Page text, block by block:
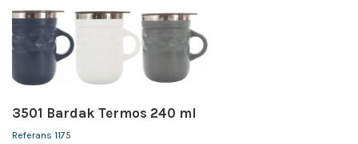
3501 Bardak Termos 240 ml
Referans 1175